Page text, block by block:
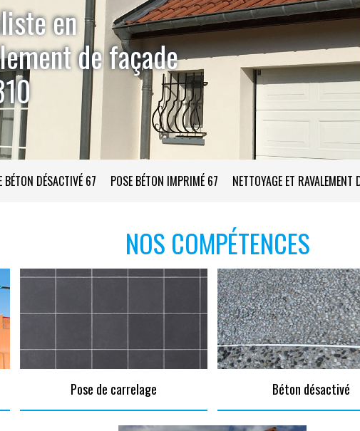
en
de façade
BÉTON DÉSACTIVÉ 67 POSE BÉTON IMPRIMÉ 67 NETTOYAGE ET RAVALEMENT
NOS COMPÉTENCES
Pose de carrelage Béton désactivé